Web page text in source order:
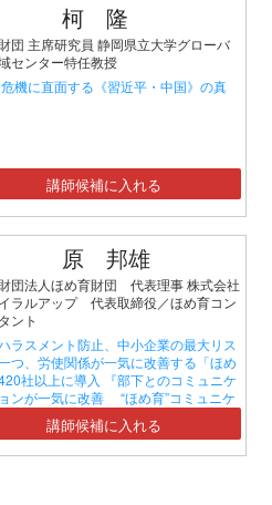
柯 隆
団 主席研究員 静岡県立大学グローバ
センター特任教授
危機に直面する《習近平・中国》の真
講師候補に入れる
原 邦雄
団法人ほめ育財団 代表理事 株式会社
ラルアップ 代表取締役／ほめ育コン
ント
ハラスメント防止、中小企業の最大リス
つ、労使関係が一気に改善する「ほめ
社以上に導入 『部下とのコミュニケ
ンが一気に改善 “ほめ育”コミュニケ
ョンセミナー』】
講師候補に入れる